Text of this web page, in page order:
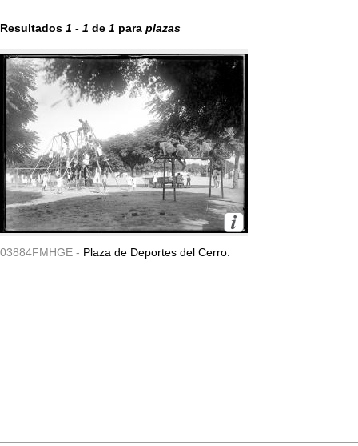
Resultados 1 - 1 de 1 para plazas
03884FMHGE - Plaza de Deportes del Cerro.